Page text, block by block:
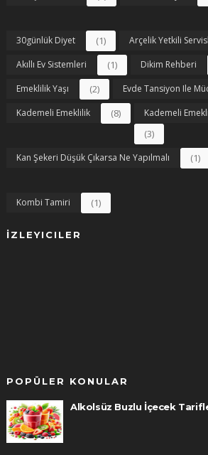
30günlük Diyet (1) Arçelik Yetkili
Akıllı Ev Sistemleri (1) Dikim Rehberi
Emeklilik Yaşı (2) Evde Tansiyon Ile
Kademeli Emeklilik (8) Kademeli
(3)
Kan Şekeri Düşük Çıkarsa Ne Yapılmalı (1)
Kombi Tamiri (1)
İZLEYICILER
POPÜLER KONULAR
Alkolsüz Buzlu İçecek